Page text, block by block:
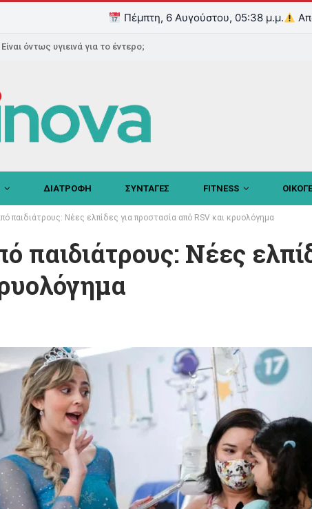
Πέμπτη, 6 Αυγούστου, 05:38 μ.μ.
όντως υγιεινά για το έντερο;
ΔΙΑΤΡΟΦΗ ΣΥΝΤΑΓΕΣ FITNESS
παιδιάτρους: Νέες ελπίδες για προστασία από RSV και κρυολόγημα
παιδιάτρους: Νέες